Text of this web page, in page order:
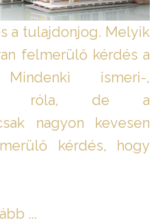
a tulajdonjog. Melyik
felmerülő kérdés a
Mindenki ismeri-,
róla, de a
nagyon kevesen
kérdés, hogy
...